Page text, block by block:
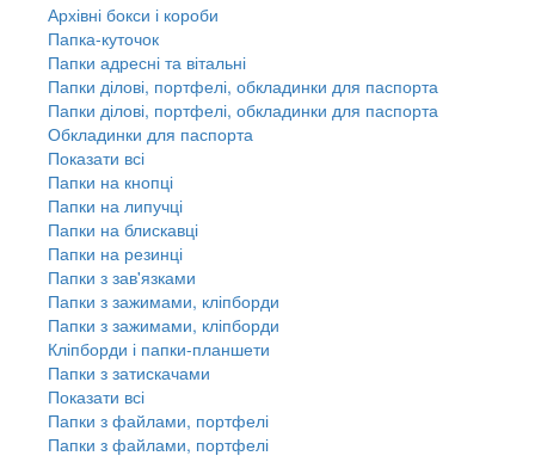
Архівні бокси і короби
Папка-куточок
Папки адресні та вітальні
Папки ділові, портфелі, обкладинки для паспорта
Папки ділові, портфелі, обкладинки для паспорта
Обкладинки для паспорта
Показати всі
Папки на кнопці
Папки на липучці
Папки на блискавці
Папки на резинці
Папки з зав'язками
Папки з зажимами, кліпборди
Папки з зажимами, кліпборди
Кліпборди і папки-планшети
Папки з затискачами
Показати всі
Папки з файлами, портфелі
Папки з файлами, портфелі